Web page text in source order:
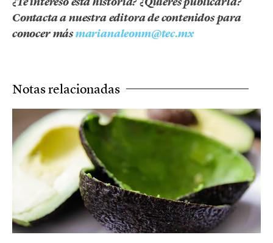
Contacta a nuestra editora de contenidos para
conocer másmarianaleonm@tec.mx
Notas relacionadas